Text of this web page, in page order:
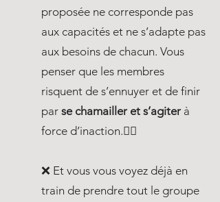
proposée ne corresponde pas
aux capacités et ne s’adapte pas
aux besoins de chacun. Vous
penser que les membres
risquent de s’ennuyer et de finir
par se chamailler et s’agiter à
force d’inaction.🤦‍♂️
❌ Et vous vous voyez déjà en
train de prendre tout le groupe